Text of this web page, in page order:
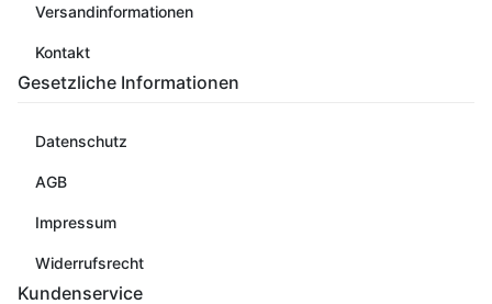
Versandinformationen
Kontakt
Gesetzliche Informationen
Datenschutz
AGB
Impressum
Widerrufsrecht
Kundenservice